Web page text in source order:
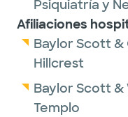
Psiquiatría y
Afiliaciones
Baylor Scott
Hillcrest
Baylor Scott
Templo